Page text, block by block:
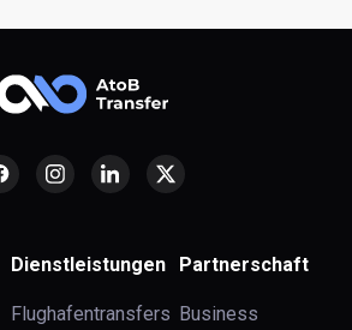
Dienstleistungen
Flughafentransfers
Partnerschaft
Business